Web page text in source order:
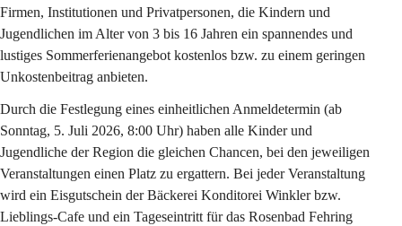
Firmen, Institutionen und Privatpersonen, die Kindern und
Jugendlichen im Alter von 3 bis 16 Jahren ein spannendes und
lustiges Sommerferienangebot kostenlos bzw. zu einem geringen
Unkostenbeitrag anbieten.
Durch die Festlegung eines einheitlichen Anmeldetermin (ab
Sonntag, 5. Juli 2026, 8:00 Uhr) haben alle Kinder und
Jugendliche der Region die gleichen Chancen, bei den jeweiligen
Veranstaltungen einen Platz zu ergattern. Bei jeder Veranstaltung
wird ein Eisgutschein der Bäckerei Konditorei Winkler bzw.
Lieblings-Cafe und ein Tageseintritt für das Rosenbad Fehring